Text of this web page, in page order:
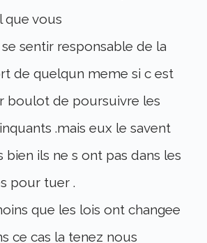
que vous
sentir responsable de la
de quelqun meme si c est
boulot de poursuivre les
.mais eux le savent
bien ils ne s ont pas dans les
pour tuer .
que les lois ont changee
ce cas la tenez nous